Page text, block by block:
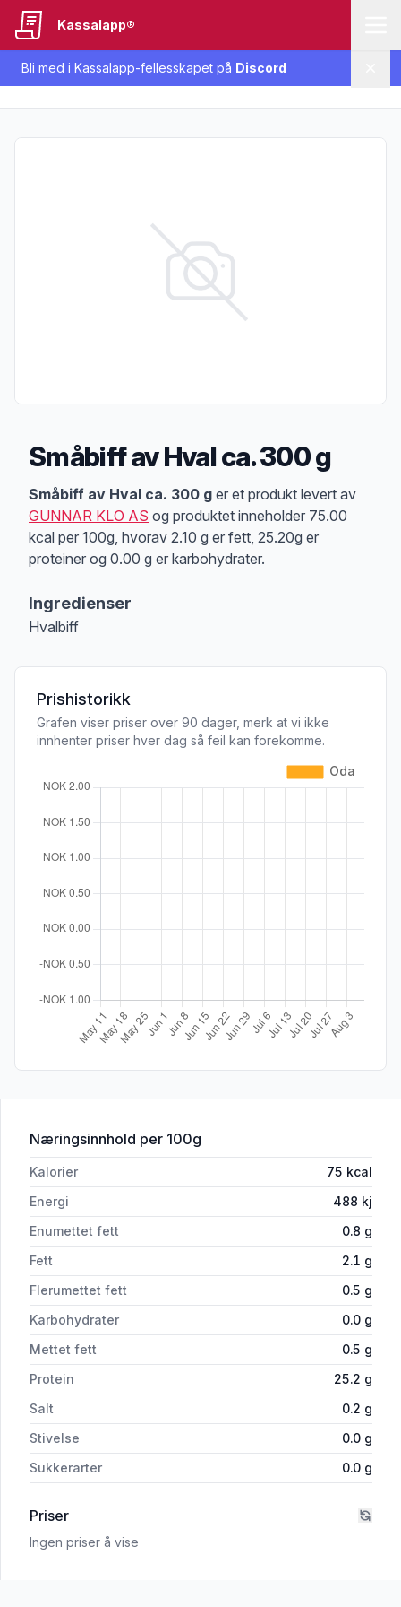
Bli med i Kassalapp-fellesskapet på Discord
Kassalapp®
Småbiff av Hval ca. 300 g
Produktbeskrivelse
Småbiff av Hval ca. 300 g er et produkt levert av
GUNNAR KLO AS og produktet inneholder 75.00
kcal per 100g, hvorav 2.10 g er fett, 25.20g er
proteiner og 0.00 g er karbohydrater.
Ingredienser
Hvalbiff
Prishistorikk
Grafen viser priser over 90 dager, merk at vi ikke
innhenter priser hver dag så feil kan forekomme.
Næringsinnhold for 'Småbiff av Hval ca. 300 g'
per 100g
Kalorier 75 kcal
Energi
488 kj
Enumettet fett
0.8 g
Fett
2.1 g
Flerumettet fett
0.5 g
Karbohydrater
0.0 g
Mettet fett
0.5 g
Protein
25.2 g
Salt
0.2 g
Stivelse
0.0 g
Sukkerarter
0.0 g
Priser
Ingen priser å vise